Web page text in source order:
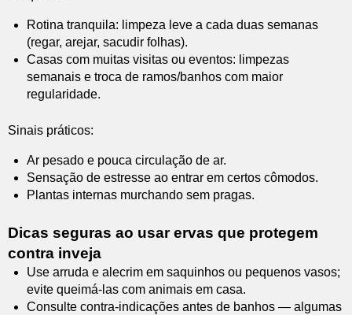
Rotina tranquila: limpeza leve a cada duas semanas
(regar, arejar, sacudir folhas).
Casas com muitas visitas ou eventos: limpezas
semanais e troca de ramos/banhos com maior
regularidade.
Sinais práticos:
Ar pesado e pouca circulação de ar.
Sensação de estresse ao entrar em certos cômodos.
Plantas internas murchando sem pragas.
Dicas seguras ao usar ervas que protegem
contra inveja
Use arruda e alecrim em saquinhos ou pequenos vasos;
evite queimá-las com animais em casa.
Consulte contra-indicações antes de banhos — algumas